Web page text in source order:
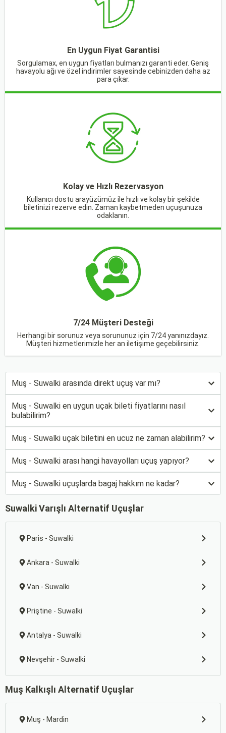
En Uygun Fiyat Garantisi
Sorgulamax, en uygun fiyatları bulmanızı garanti eder. Geniş
havayolu ağı ve özel indirimler sayesinde cebinizden daha az
para çıkar.
Kolay ve Hızlı Rezervasyon
Kullanıcı dostu arayüzümüz ile hızlı ve kolay bir şekilde
biletinizi rezerve edin. Zaman kaybetmeden uçuşunuza
odaklanın.
7/24 Müşteri Desteği
Herhangi bir sorunuz veya sorununuz için 7/24 yanınızdayız.
Müşteri hizmetlerimizle her an iletişime geçebilirsiniz.
Muş - Suwalki arasında direkt uçuş var mı?
Muş - Suwalki en uygun uçak bileti fiyatlarını nasıl
bulabilirim?
Muş - Suwalki uçak biletini en ucuz ne zaman alabilirim?
Muş - Suwalki arası hangi havayolları uçuş yapıyor?
Muş - Suwalki uçuşlarda bagaj hakkım ne kadar?
Suwalki Varışlı Alternatif Uçuşlar
Paris - Suwalki
Ankara - Suwalki
Van - Suwalki
Priştine - Suwalki
Antalya - Suwalki
Nevşehir - Suwalki
Muş Kalkışlı Alternatif Uçuşlar
Muş - Mardin